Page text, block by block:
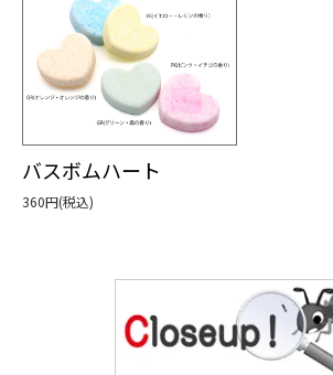
バスボムハート
360円(税込)